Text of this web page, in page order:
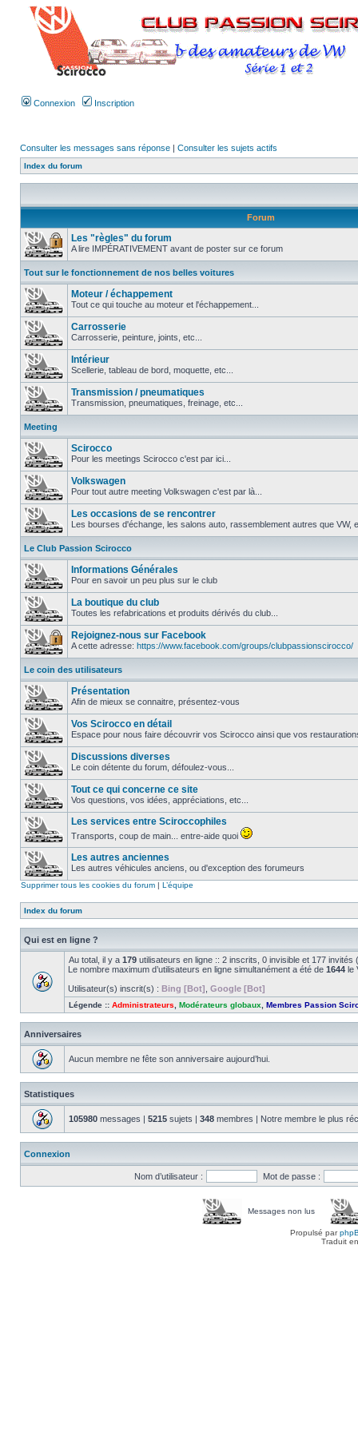
Connexion Inscription
Consulter les messages sans réponse | Consulter les sujets actifs
Index du forum
Forum
Les "règles" du forum
A lire IMPÉRATIVEMENT avant de poster sur ce forum
Tout sur le fonctionnement de nos belles voitures
Moteur / échappement
Tout ce qui touche au moteur et l'échappement...
Carrosserie
Carrosserie, peinture, joints, etc...
Intérieur
Scellerie, tableau de bord, moquette, etc...
Transmission / pneumatiques
Transmission, pneumatiques, freinage, etc...
Meeting
Scirocco
Pour les meetings Scirocco c'est par ici...
Volkswagen
Pour tout autre meeting Volkswagen c'est par là...
Les occasions de se rencontrer
Les bourses d'échange, les salons auto, rassemblement autres que VW,
Le Club Passion Scirocco
Informations Générales
Pour en savoir un peu plus sur le club
La boutique du club
Toutes les refabrications et produits dérivés du club...
Rejoignez-nous sur Facebook
A cette adresse: https://www.facebook.com/groups/clubpassionscirocco/
Le coin des utilisateurs
Présentation
Afin de mieux se connaitre, présentez-vous
Vos Scirocco en détail
Espace pour nous faire découvrir vos Scirocco ainsi que vos
Discussions diverses
Le coin détente du forum, défoulez-vous...
Tout ce qui concerne ce site
Vos questions, vos idées, appréciations, etc...
Les services entre Sciroccophiles
Transports, coup de main... entre-aide quoi
Les autres anciennes
Les autres véhicules anciens, ou d'exception des forumeurs
Supprimer tous les cookies du forum | L’équipe
Index du forum
Qui est en ligne ?
Au total, il y a 179 utilisateurs en ligne :: 2 inscrits, 0 invisible et 177
Le nombre maximum d’utilisateurs en ligne simultanément a été de 1644 le
Utilisateur(s) inscrit(s) : Bing [Bot] Google [Bot]
Légende :: Administrateurs Modérateurs globaux Membres Passion
Anniversaires
Aucun membre ne fête son anniversaire aujourd’hui.
Statistiques
105980 messages | 5215 sujets | 348 membres | Notre membre le plus
Connexion
Nom d’utilisateur : Mot de passe :
Messages non lus
Propulsé par
Traduit